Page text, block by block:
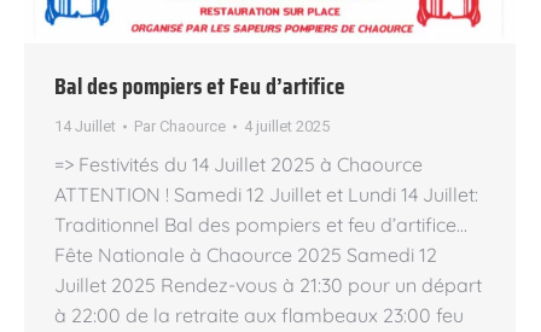
Bal des pompiers et Feu d’artifice
14 Juillet Par Chaource 4 juillet 2025
=> Festivités du 14 Juillet 2025 à Chaource
ATTENTION ! Samedi 12 Juillet et Lundi 14 Juillet:
Traditionnel Bal des pompiers et feu d’artifice…
Fête Nationale à Chaource 2025 Samedi 12
Juillet 2025 Rendez-vous à 21:30 pour un départ
à 22:00 de la retraite aux flambeaux 23:00 feu